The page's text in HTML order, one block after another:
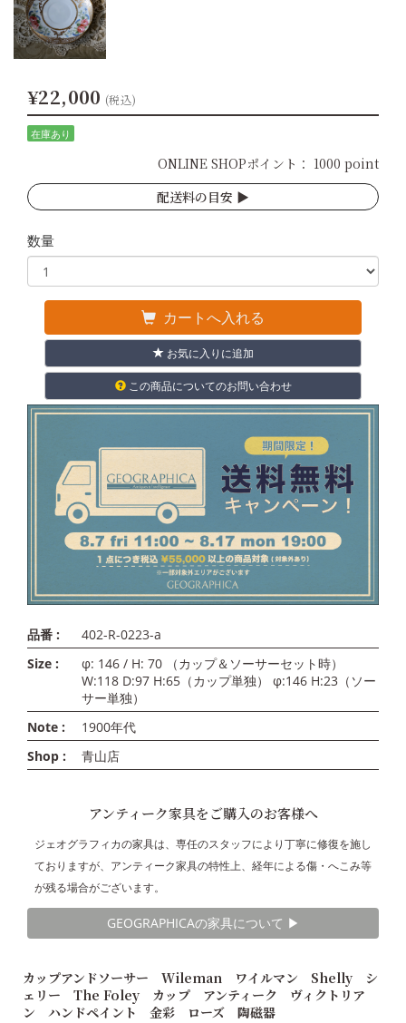
¥22,000 (税込)
在庫あり
ONLINE SHOPポイント： 1000 point
配送料の目安 ▶︎
数量
カートへ入れる
お気に入りに追加
この商品についてのお問い合わせ
品番 :
402-R-0223-a
Size :
φ: 146 / H: 70 （カップ＆ソーサーセット時）
W:118 D:97 H:65（カップ単独） φ:146 H:23（ソー
サー単独）
Note :
1900年代
Shop :
青山店
アンティーク家具をご購入のお客様へ
ジェオグラフィカの家具は、専任のスタッフにより丁寧に修復を施し
ておりますが、アンティーク家具の特性上、経年による傷・へこみ等
が残る場合がございます。
GEOGRAPHICAの家具について ▶︎
カップアンドソーサー Wileman ワイルマン Shelly シ
ェリー The Foley カップ アンティーク ヴィクトリア
ン ハンドペイント 金彩 ローズ 陶磁器